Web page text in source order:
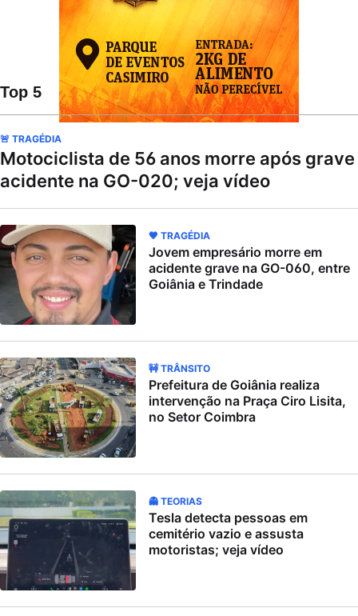
Top 5
🚨 TRAGÉDIA
Motociclista de 56 anos morre após grave
acidente na GO-020; veja vídeo
🖤 TRAGÉDIA
Jovem empresário morre em
acidente grave na GO-060, entre
Goiânia e Trindade
🚧 TRÂNSITO
Prefeitura de Goiânia realiza
intervenção na Praça Ciro Lisita,
no Setor Coimbra
👻 TEORIAS
Tesla detecta pessoas em
cemitério vazio e assusta
motoristas; veja vídeo